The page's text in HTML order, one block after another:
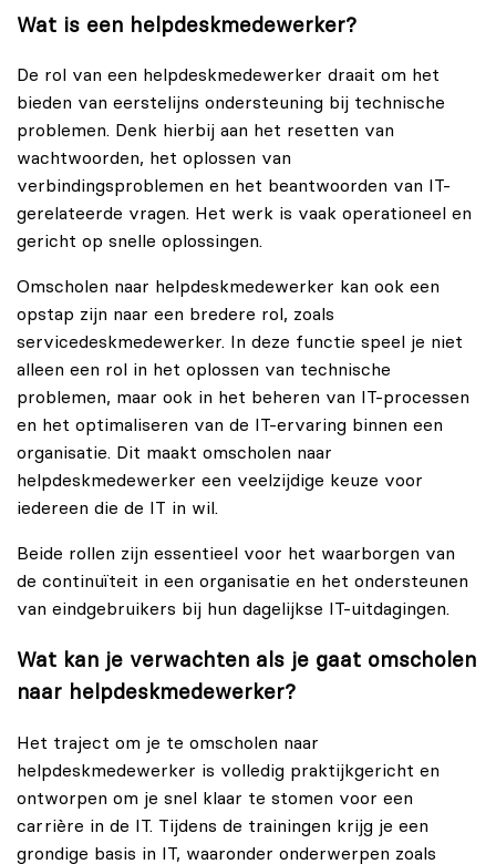
Wat is een helpdeskmedewerker?
De rol van een helpdeskmedewerker draait om het
bieden van eerstelijns ondersteuning bij technische
problemen. Denk hierbij aan het resetten van
wachtwoorden, het oplossen van
verbindingsproblemen en het beantwoorden van IT-
gerelateerde vragen. Het werk is vaak operationeel en
gericht op snelle oplossingen.
Omscholen naar helpdeskmedewerker kan ook een
opstap zijn naar een bredere rol, zoals
servicedeskmedewerker. In deze functie speel je niet
alleen een rol in het oplossen van technische
problemen, maar ook in het beheren van IT-processen
en het optimaliseren van de IT-ervaring binnen een
organisatie. Dit maakt omscholen naar
helpdeskmedewerker een veelzijdige keuze voor
iedereen die de IT in wil.
Beide rollen zijn essentieel voor het waarborgen van
de continuïteit in een organisatie en het ondersteunen
van eindgebruikers bij hun dagelijkse IT-uitdagingen.
Wat kan je verwachten als je gaat omscholen
naar helpdeskmedewerker?
Het traject om je te omscholen naar
helpdeskmedewerker is volledig praktijkgericht en
ontworpen om je snel klaar te stomen voor een
carrière in de IT. Tijdens de trainingen krijg je een
grondige basis in IT, waaronder onderwerpen zoals